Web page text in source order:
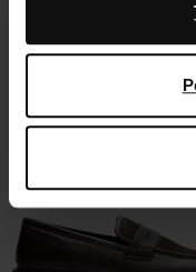
En outre, nous
publicité et de
page
de Google,